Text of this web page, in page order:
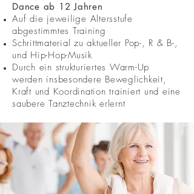
Dance ab 12 Jahren
Auf die jeweilige Altersstufe
abgestimmtes Training
Schrittmaterial zu aktueller Pop-, R & B-,
und Hip-Hop-Musik
Durch ein strukturiertes Warm-Up
werden insbesondere Beweglichkeit,
Kraft und Koordination trainiert und eine
saubere Tanztechnik erlernt